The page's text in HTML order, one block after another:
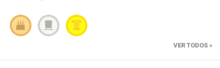
VER TODOS »